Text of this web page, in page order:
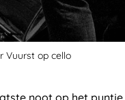
Vuurst op cello